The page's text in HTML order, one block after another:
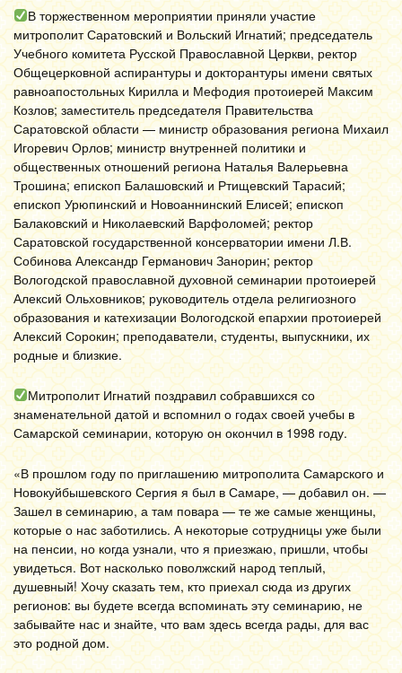
В торжественном мероприятии приняли участие
митрополит Саратовский и Вольский Игнатий; председатель
Учебного комитета Русской Православной Церкви, ректор
Общецерковной аспирантуры и докторантуры имени святых
равноапостольных Кирилла и Мефодия протоиерей Максим
Козлов; заместитель председателя Правительства
Саратовской области — министр образования региона Михаил
Игоревич Орлов; министр внутренней политики и
общественных отношений региона Наталья Валерьевна
Трошина; епископ Балашовский и Ртищевский Тарасий;
епископ Урюпинский и Новоаннинский Елисей; епископ
Балаковский и Николаевский Варфоломей; ректор
Саратовской государственной консерватории имени Л.В.
Собинова Александр Германович Занорин; ректор
Вологодской православной духовной семинарии протоиерей
Алексий Ольховников; руководитель отдела религиозного
образования и катехизации Вологодской епархии протоиерей
Алексий Сорокин; преподаватели, студенты, выпускники, их
родные и близкие.
Митрополит Игнатий поздравил собравшихся со
знаменательной датой и вспомнил о годах своей учебы в
Самарской семинарии, которую он окончил в 1998 году.
«В прошлом году по приглашению митрополита Самарского и
Новокуйбышевского Сергия я был в Самаре, — добавил он. —
Зашел в семинарию, а там повара — те же самые женщины,
которые о нас заботились. А некоторые сотрудницы уже были
на пенсии, но когда узнали, что я приезжаю, пришли, чтобы
увидеться. Вот насколько поволжский народ теплый,
душевный! Хочу сказать тем, кто приехал сюда из других
регионов: вы будете всегда вспоминать эту семинарию, не
забывайте нас и знайте, что вам здесь всегда рады, для вас
это родной дом.